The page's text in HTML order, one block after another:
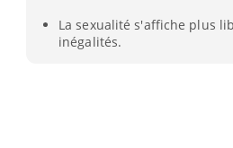
La sexualité s'affiche plus
inégalités.